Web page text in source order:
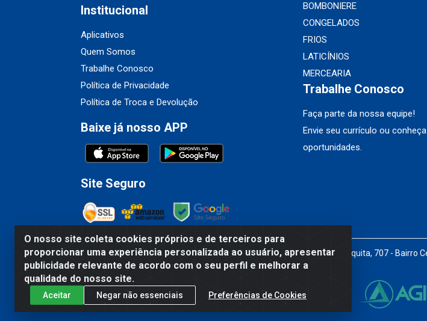
O nosso site coleta cookies próprios e de terceiros para
proporcionar uma experiência personalizada ao usuário, apresentar
publicidade relevante de acordo com o seu perfil e melhorar a
qualidade do nosso site.
Aceitar Negar não essenciais Preferências de Cookies
Institucional
Aplicativos
Quem Somos
Trabalhe Conosco
Política de Privacidade
Política de Troca e Devolução
Baixe já nosso APP
Site Seguro
BOMBONIERE
CONGELADOS
FRIOS
LATICÍNIOS
MERCEARIA
Trabalhe Conosco
Faça parte da nossa equipe!
Envie seu currículo ou
oportunidades.
Fribel Comercio de Alimentos LTDA - Travessa Pedro Marques de Mesquita, 707 - Bairro